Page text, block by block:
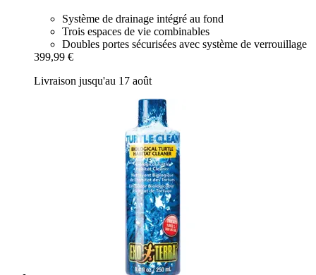
Système de drainage intégré au fond
Trois espaces de vie combinables
Doubles portes sécurisées avec système de verrouillage
399,99 €
Livraison jusqu'au 17 août